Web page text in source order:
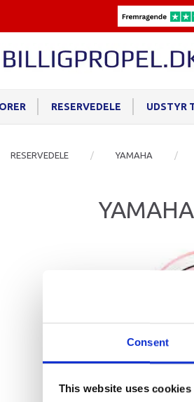
Consent
This website uses cookies
RESERVEDELE UDSTYR
RESERVEDELE YAMAHA